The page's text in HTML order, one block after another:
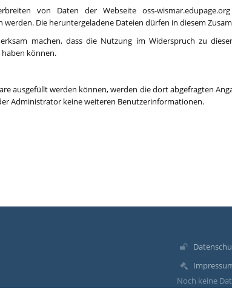
von Daten der Webseite oss-
werden. Die heruntergeladene Dateien dürfen in diesem
machen, dass die Nutzung im Widerspruch zu
können.
ausgefüllt werden können, werden die dort abgefragten
Administrator keine weiteren Benutzerinformationen.
Noch keine